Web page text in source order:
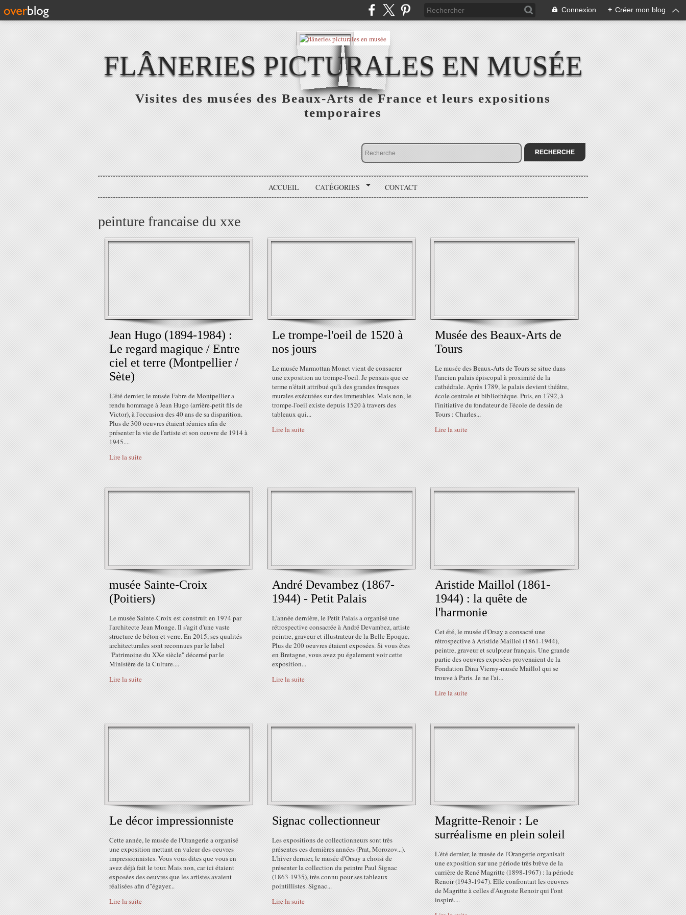
Connexion + Créer mon blog
FLÂNERIES PICTURALES EN MUSÉE
Visites des musées des Beaux-Arts de France et leurs expositions
temporaires
ACCUEIL CATÉGORIES CONTACT
peinture francaise du xxe
Jean Hugo (1894-1984) :
Le regard magique / Entre
ciel et terre (Montpellier /
Sète)
L'été dernier, le musée Fabre de Montpellier a
rendu hommage à Jean Hugo (arrière-petit fils de
Victor), à l'occasion des 40 ans de sa disparition.
Plus de 300 oeuvres étaient réunies afin de
présenter la vie de l'artiste et son oeuvre de 1914 à
1945....
Lire la suite
Le trompe-l'oeil de 1520 à
nos jours
Le musée Marmottan Monet vient de consacrer
une exposition au trompe-l'oeil. Je pensais que ce
terme n'était attribué qu'à des grandes fresques
murales exécutées sur des immeubles. Mais non, le
trompe-l'oeil existe depuis 1520 à travers des
tableaux qui...
Lire la suite
Musée des Beaux-Arts de
Tours
Le musée des Beaux-Arts de Tours se situe dans
l'ancien palais épiscopal à proximité de la
cathédrale. Après 1789, le palais devient théâtre,
école centrale et bibliothèque. Puis, en 1792, à
l'initiative du fondateur de l'école de dessin de
Tours : Charles...
Lire la suite
musée Sainte-Croix
(Poitiers)
Le musée Sainte-Croix est construit en 1974 par
l'architecte Jean Monge. Il s'agit d'une vaste
structure de béton et verre. En 2015, ses qualités
architecturales sont reconnues par le label
"Patrimoine du XXe siècle" décerné par le
Ministère de la Culture....
Lire la suite
André Devambez (1867-
1944) - Petit Palais
L'année dernière, le Petit Palais a organisé une
rétrospective consacrée à André Devambez, artiste
peintre, graveur et illustrateur de la Belle Epoque.
Plus de 200 oeuvres étaient exposées. Si vous êtes
en Bretagne, vous avez pu également voir cette
exposition...
Lire la suite
Aristide Maillol (1861-
1944) : la quête de
l'harmonie
Cet été, le musée d'Orsay a consacré une
rétrospective à Aristide Maillol (1861-1944),
peintre, graveur et sculpteur français. Une grande
partie des oeuvres exposées provenaient de la
Fondation Dina Vierny-musée Maillol qui se
trouve à Paris. Je ne l'ai...
Lire la suite
Le décor impressionniste
Cette année, le musée de l'Orangerie a organisé
une exposition mettant en valeur des oeuvres
impressionnistes. Vous vous dites que vous en
avez déjà fait le tour. Mais non, car ici étaient
exposées des oeuvres que les artistes avaient
réalisées afin d"égayer...
Lire la suite
Signac collectionneur
Les expositions de collectionneurs sont très
présentes ces dernières années (Prat, Morozov...).
L'hiver dernier, le musée d'Orsay a choisi de
présenter la collection du peintre Paul Signac
(1863-1935), très connu pour ses tableaux
pointillistes. Signac...
Lire la suite
Magritte-Renoir : Le
surréalisme en plein soleil
L'été dernier, le musée de l'Orangerie organisait
une exposition sur une période très brève de la
carrière de René Magritte (1898-1967) : la période
Renoir (1943-1947). Elle confrontait les oeuvres
de Magritte à celles d'Auguste Renoir qui l'ont
inspiré....